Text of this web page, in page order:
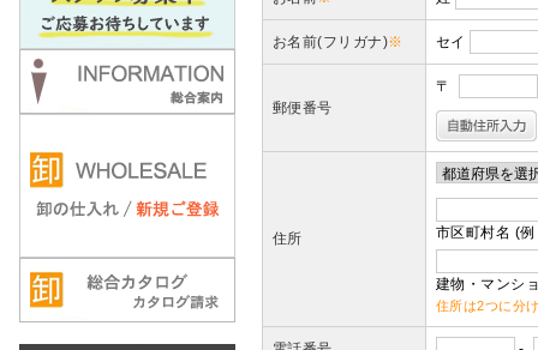
お名前(フリガナ)※ セイ
郵便番号
〒
住所 市区町村名 (
建物・マンシ
住所は2つに分